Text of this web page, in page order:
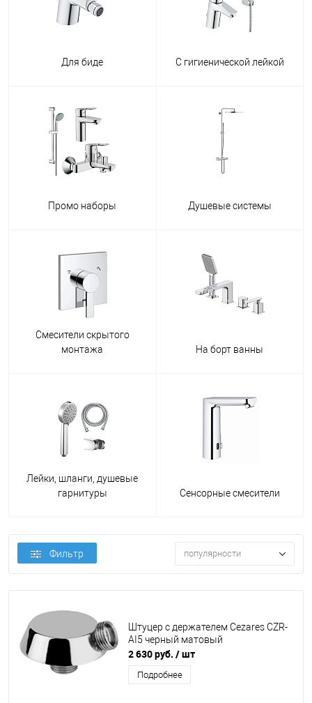
Для биде С гигиенической лейкой
Промо наборы Душевые системы
Смесители скрытого
монтажа
На борт ванны
Лейки, шланги, душевые
гарнитуры
Сенсорные смесители
Фильтр популярности
Штуцер с держателем Cezares CZR-
AI5 черный матовый
2 630 руб. / шт
Подробнее